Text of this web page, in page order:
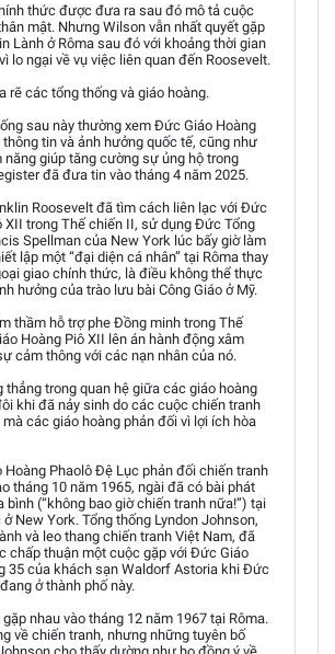
thức được đưa ra sau đó mô tả cuộc
mật. Nhưng Wilson vẫn nhất quyết gặp
Lành ở Rôma sau đó với khoảng thời gian
lo ngại về vụ việc liên quan đến Roosevelt.
rẽ các tổng thống và giáo hoàng.
sau này thường xem Đức Giáo Hoàng
tin và ảnh hưởng quốc tế, cũng như
năng giúp tăng cường sự ủng hộ trong
đã đưa tin vào tháng 4 năm 2025.
Roosevelt đã tìm cách liên lạc với Đức
XII trong Thế chiến II, sử dụng Đức Tổng
Spellman của New York lúc bấy giờ làm
lập một “đại diện cá nhân” tại Rôma thay
giao chính thức, là điều không thể thực
hưởng của trào lưu bài Công Giáo ở Mỹ.
thầm hỗ trợ phe Đồng minh trong Thế
Hoàng Piô XII lên án hành động xâm
cảm thông với các nạn nhân của nó.
thẳng trong quan hệ giữa các giáo hoàng
khi đã nảy sinh do các cuộc chiến tranh
các giáo hoàng phản đối vì lợi ích hòa
Hoàng Phaolô Đệ Lục phản đối chiến tranh
tháng 10 năm 1965, ngài đã có bài phát
bình (“không bao giờ chiến tranh nữa!”) tại
ở New York. Tổng thống Lyndon Johnson,
và leo thang chiến tranh Việt Nam, đã
chấp thuận một cuộc gặp với Đức Giáo
35 của khách sạn Waldorf Astoria khi Đức
ở thành phố này.
nhau vào tháng 12 năm 1967 tại Rôma.
về chiến tranh, nhưng những tuyên bố